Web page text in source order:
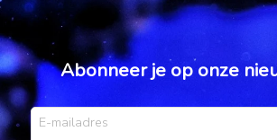
Abonneer je op onze
E-mailadres